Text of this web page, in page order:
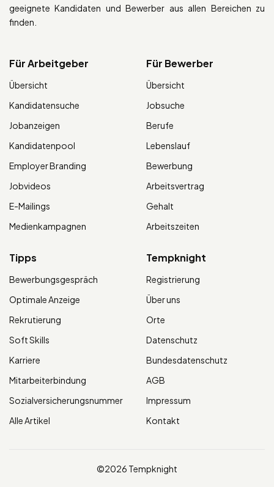
geeignete Kandidaten und Bewerber aus allen Bereichen zu
finden.
Für Arbeitgeber
Übersicht
Kandidatensuche
Jobanzeigen
Kandidatenpool
Employer Branding
Jobvideos
E-Mailings
Medienkampagnen
Für Bewerber
Übersicht
Jobsuche
Berufe
Lebenslauf
Bewerbung
Arbeitsvertrag
Gehalt
Arbeitszeiten
Tipps
Bewerbungsgespräch
Optimale Anzeige
Rekrutierung
Soft Skills
Karriere
Mitarbeiterbindung
Sozialversicherungsnummer
Alle Artikel
Tempknight
Registrierung
Über uns
Orte
Datenschutz
Bundesdatenschutz
AGB
Impressum
Kontakt
©2026 Tempknight